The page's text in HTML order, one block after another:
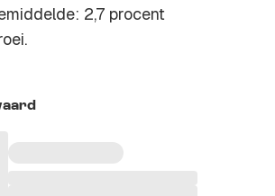
2,7 procent